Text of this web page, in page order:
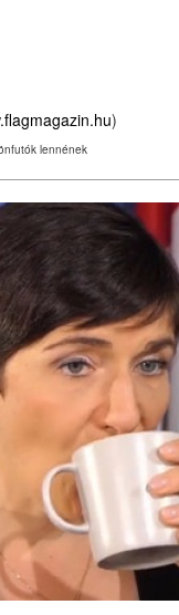
)
lennének